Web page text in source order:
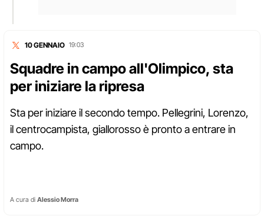
10 GENNAIO 19:03
Squadre in campo all'Olimpico, sta
per iniziare la ripresa
Sta per iniziare il secondo tempo. Pellegrini, Lorenzo,
il centrocampista, giallorosso è pronto a entrare in
campo.
A cura di Alessio Morra